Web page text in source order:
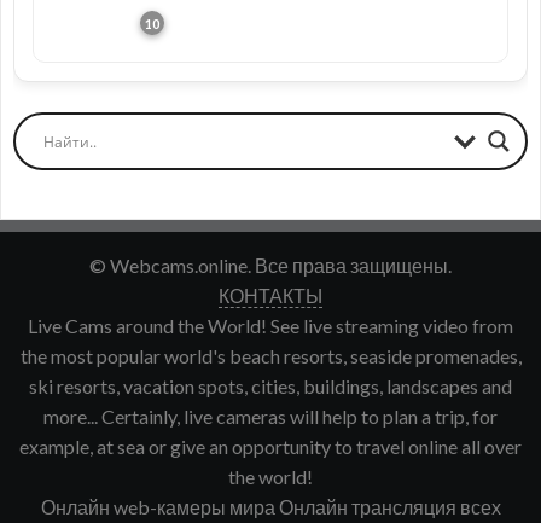
© Webcams.online. Все права защищены.
КОНТАКТЫ
Live Cams around the World! See live streaming video from
the most popular world's beach resorts, seaside promenades,
ski resorts, vacation spots, cities, buildings, landscapes and
more... Certainly, live cameras will help to plan a trip, for
example, at sea or give an opportunity to travel online all over
the world!
Онлайн web-камеры мира Онлайн трансляция всех